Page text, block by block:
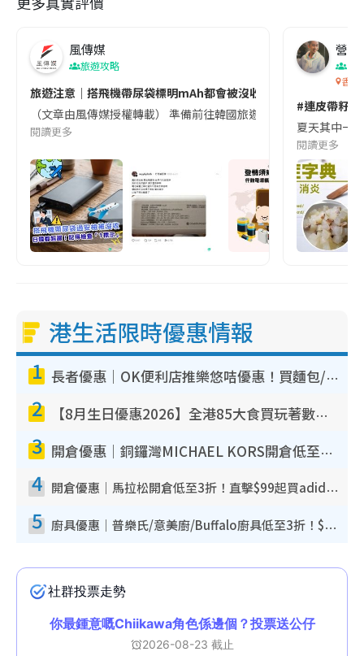
風傳媒
旅遊攻略
旅遊注意｜搭飛機帶尿袋標明mAh都會被沒收😱出發前切記檢查
（文章由風傳媒授權轉載） 準備前往韓國旅遊的民眾，近期要
閱讀更多
營養
香港
#連皮帶籽
夏天其中一
閱讀更多
港生活限時優惠情報
1 長者優惠｜OK便利店推樂悠咭優惠！買麵包/牛奶/保健品拍卡即減
2 【8月生日優惠2026】全港85大食買玩著數攻略 自助餐/火鍋放題同行免費＋誠品/DONKI送現金券
3 開倉優惠｜銅鑼灣MICHAEL KORS開倉低至17折！直擊$500起買手袋/銀包/鞋款 必買經典Jet Set系列
4 開倉優惠｜馬拉松開倉低至3折！直擊$99起買adidas／New Balance／Puma鞋款 STANLEY保溫杯劈價至$119起
5 廚具優惠｜普樂氏/意美廚/Buffalo廚具低至3折！$89起買煎鍋／炒鑊／個人鍋 同場小家電激減至$99起